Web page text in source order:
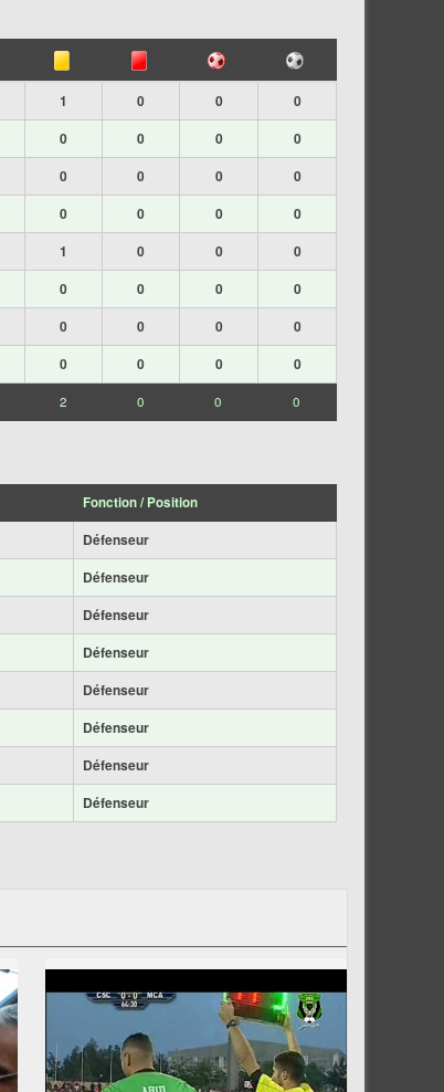
1 0 0
0
0 0 0
0
0 0 0
0
0 0 0
0
1 0 0
0
0 0 0
0
0 0 0
0
0 0 0 0
2 0 0 0
Fonction / Position
Défenseur
Défenseur
Défenseur
Défenseur
Défenseur
Défenseur
Défenseur
Défenseur